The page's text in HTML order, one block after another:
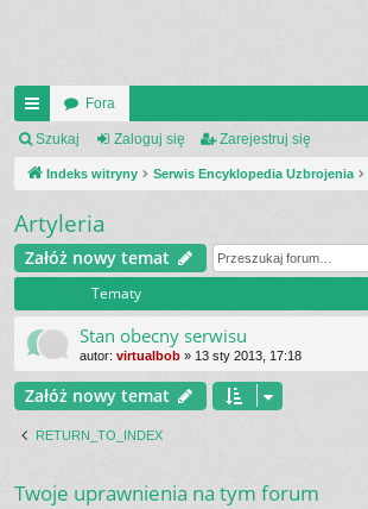
UI
C
_L
IN
K
S
Fora
Szukaj Zaloguj się Zarejestruj się
Indeks witryny Serwis Encyklopedia Uzbrojenia
Artyleria
Załóż nowy temat
Tematy
Stan obecny serwisu
autor: virtualbob » 13 sty 2013, 17:18
Załóż nowy temat
RETURN_TO_INDEX
Twoje uprawnienia na tym forum